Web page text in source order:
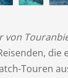
Touren